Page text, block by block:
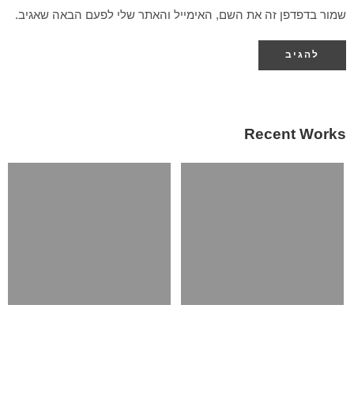
שמור בדפדפן זה את השם, האימייל והאתר שלי לפעם הבאה שאגיב.
Recent Works